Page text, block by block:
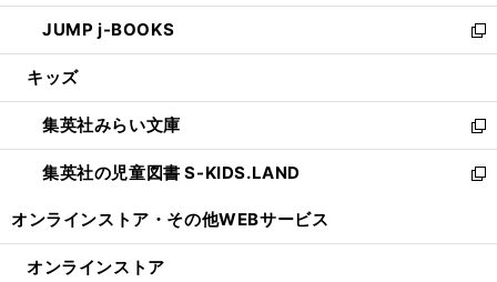
ウ
で
開
ン
ド
ウ
開
く
ウ
ィ
ン
ウ
で
開
く
し
い
ウ
ン
ド
ウ
で
JUMP j-BOOKS
新
し
ウ
ィ
ン
ド
開
キッズ
集英社みらい文庫
新
し
い
ン
集英社の児童図書 S-KIDS.LAND
新
ウ
オンラインストア・ その他WEBサービス
オンラインストア